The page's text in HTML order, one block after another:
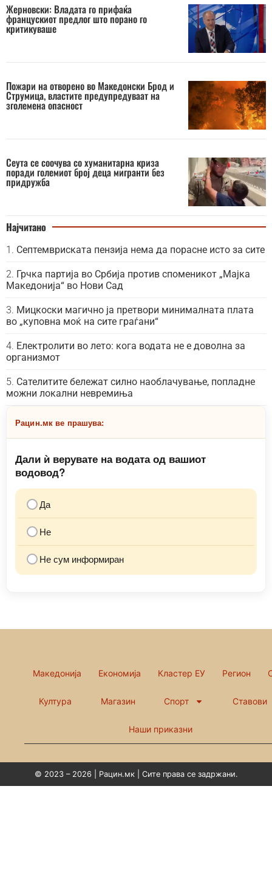
Жерновски: Владата го прифаќа
францускиот предлог што порано го
критикуваше
Пожари на отворено во Македонски Брод и
Струмица, властите предупредуваат на
зголемена опасност
Сеута се соочува со хуманитарна криза
поради големиот број деца мигранти без
придружба
Најчитано
Септемвриската пензија нема да порасне исто за сите
Грчка партија во Србија против споменикот „Мајка
Македонија“ во Нови Сад
Мицкоски магично ја претвори минималната плата
во „куповна моќ на сите граѓани“
Електролити во лето: кога водата не е доволна за
организмот
Сателитите бележат силно наоблачување, попладне
можни локални невремиња
Рацин.мк ве прашува:
Дали ѝ верувате на водата од вашиот
водовод?
Да
Не
Не сум информиран
Македонија Економија Кластер ЕУ Регион
Култура Магазин Спорт Ставови
Наши приказни
© 2023 – 2026 | Рацин.мк | Сите права се задржани.